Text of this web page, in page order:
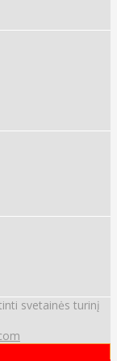
svetainės turinį